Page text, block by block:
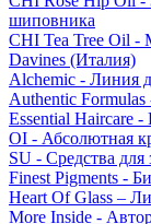
шиповника
CHI Tea Tree Oil -
Davines (Италия)
Alchemic - Линия
Authentic
Essential Haircare
OI - Абсолютная
SU - Средства
Finest Pigments -
Heart Of Glass –
More Inside -